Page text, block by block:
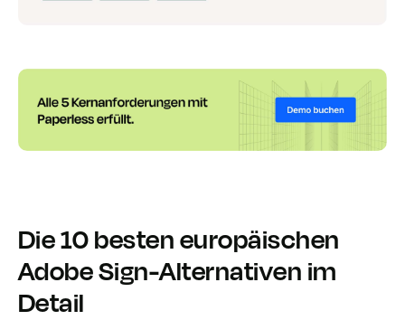
Die 10 besten europäischen
Adobe Sign-Alternativen im
Detail